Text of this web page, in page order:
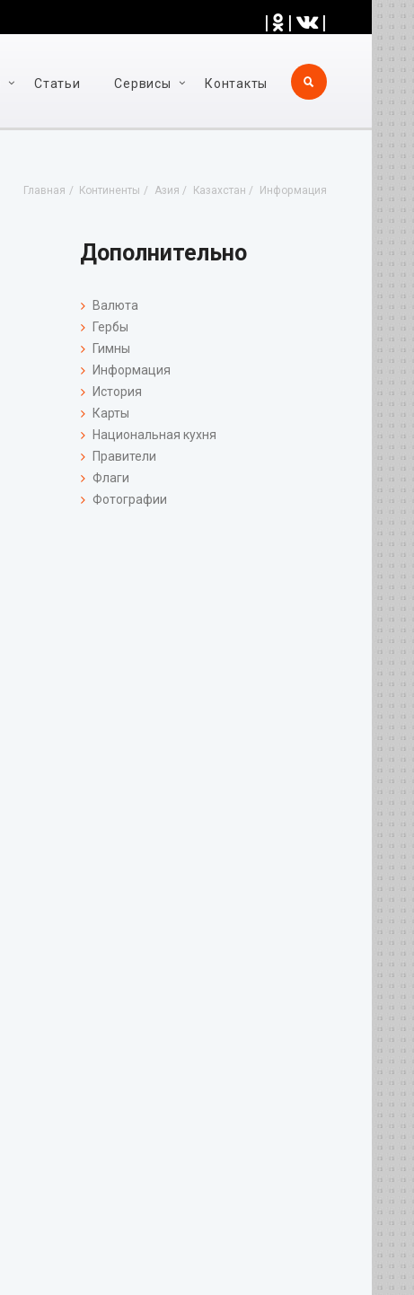
| | |
Статьи Cервисы Контакты
Главная Континенты Азия Казахстан Информация
Дополнительно
Валюта
Гербы
Гимны
Информация
История
Карты
Национальная кухня
Правители
Флаги
Фотографии